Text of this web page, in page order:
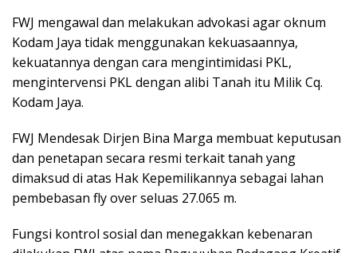
FWJ mengawal dan melakukan advokasi agar oknum
Kodam Jaya tidak menggunakan kekuasaannya,
kekuatannya dengan cara mengintimidasi PKL,
mengintervensi PKL dengan alibi Tanah itu Milik Cq.
Kodam Jaya.
FWJ Mendesak Dirjen Bina Marga membuat keputusan
dan penetapan secara resmi terkait tanah yang
dimaksud di atas Hak Kepemilikannya sebagai lahan
pembebasan fly over seluas 27.065 m.
Fungsi kontrol sosial dan menegakkan kebenaran